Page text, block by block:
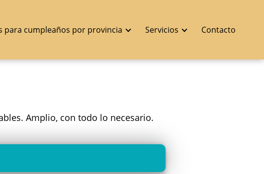
para cumpleaños por provincia Servicios Contacto
Amplio, con todo lo necesario.